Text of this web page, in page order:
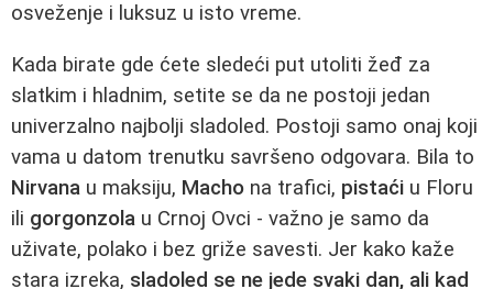
osveženje i luksuz u isto vreme.
Kada birate gde ćete sledeći put utoliti žeđ za
slatkim i hladnim, setite se da ne postoji jedan
univerzalno najbolji sladoled. Postoji samo onaj koji
vama u datom trenutku savršeno odgovara. Bila to
Nirvana u maksiju, Macho na trafici, pistaći u Flоru
ili gorgonzola u Crnoj Ovci - važno je samo da
uživate, polako i bez griže savesti. Jer kako kaže
stara izreka, sladoled se ne jede svaki dan, ali kad